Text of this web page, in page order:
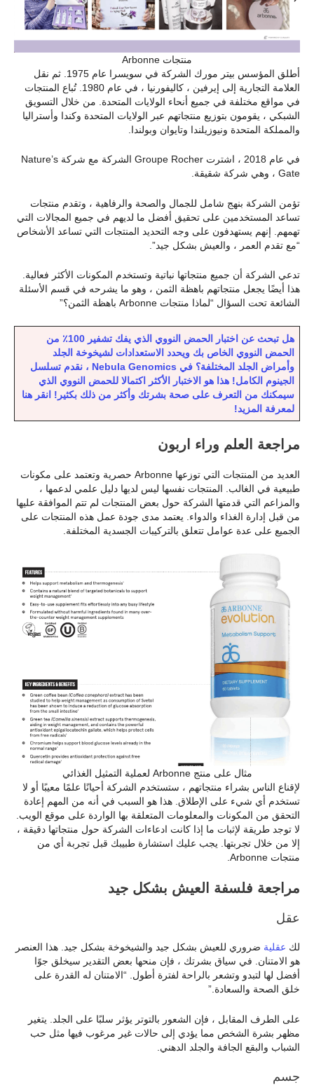
منتجات Arbonne
أطلق المؤسس بيتر مورك الشركة في سويسرا عام 1975. ثم نقل
العلامة التجارية إلى إيرفين ، كاليفورنيا ، في عام 1980. تُباع المنتجات
في مواقع مختلفة في جميع أنحاء الولايات المتحدة. من خلال التسويق
الشبكي ، يقومون بتوزيع منتجاتهم عبر الولايات المتحدة وكندا وأستراليا
والمملكة المتحدة ونيوزيلندا وتايوان وبولندا.
في عام 2018 ، اشترت Groupe Rocher الشركة مع شركة Nature’s
Gate ، وهي شركة شقيقة.
تؤمن الشركة بنهج شامل للجمال والصحة والرفاهية ، وتقدم منتجات
تساعد المستخدمين على تحقيق أفضل ما لديهم في جميع المجالات التي
تهمهم. إنهم يستهدفون على وجه التحديد المنتجات التي تساعد الأشخاص
“مع تقدم العمر ، والعيش بشكل جيد”.
تدعي الشركة أن جميع منتجاتها نباتية وتستخدم المكونات الأكثر فعالية.
هذا أيضًا يجعل منتجاتهم باهظة الثمن ، وهو ما يشرحه في قسم الأسئلة
الشائعة تحت السؤال “لماذا منتجات Arbonne باهظة الثمن؟”
هل تبحث عن اختبار الحمض النووي الذي يفك تشفير 100٪ من
الحمض النووي الخاص بك ويحدد الاستعدادات لشيخوخة الجلد
وأمراض الجلد المختلفة؟ في Nebula Genomics ، نقدم تسلسل
الجينوم الكامل! هذا هو الاختبار الأكثر اكتمالا للحمض النووي الذي
سيمكنك من التعرف على صحة بشرتك وأكثر من ذلك بكثير! انقر هنا
لمعرفة المزيد!
مراجعة العلم وراء اربون
العديد من المنتجات التي توزعها Arbonne حصرية وتعتمد على مكونات
طبيعية في الغالب. المنتجات نفسها ليس لديها دليل علمي لدعمها ،
والمزاعم التي قدمتها الشركة حول بعض المنتجات لم تتم الموافقة عليها
من قبل إدارة الغذاء والدواء. يعتمد مدى جودة عمل هذه المنتجات على
الجميع على عدة عوامل تتعلق بالتركيبات الجسدية المختلفة.
مثال على منتج Arbonne لعملية التمثيل الغذائي
لإقناع الناس بشراء منتجاتهم ، ستستخدم الشركة أحيانًا علمًا معيبًا أو لا
تستخدم أي شيء على الإطلاق. هذا هو السبب في أنه من المهم إعادة
التحقق من المكونات والمعلومات المتعلقة بها الواردة على موقع الويب.
لا توجد طريقة لإثبات ما إذا كانت ادعاءات الشركة حول منتجاتها دقيقة ،
إلا من خلال تجربتها. يجب عليك استشارة طبيبك قبل تجربة أي من
منتجات Arbonne.
مراجعة فلسفة العيش بشكل جيد
عقل
لك عقلية ضروري للعيش بشكل جيد والشيخوخة بشكل جيد. هذا العنصر
هو الامتنان. في سياق بشرتك ، فإن منحها بعض التقدير سيخلق جوًا
أفضل لها لتبدو وتشعر بالراحة لفترة أطول. “الامتنان له القدرة على
خلق الصحة والسعادة.”
على الطرف المقابل ، فإن الشعور بالتوتر يؤثر سلبًا على الجلد. يتغير
مظهر بشرة الشخص مما يؤدي إلى حالات غير مرغوب فيها مثل حب
الشباب والبقع الجافة والجلد الدهني.
جسم